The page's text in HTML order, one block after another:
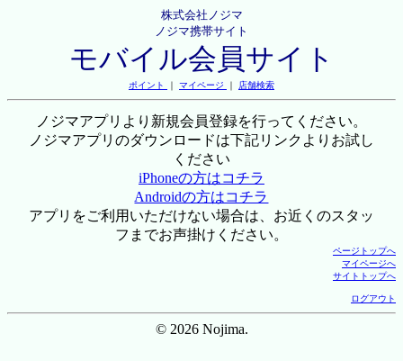
株式会社ノジマ
ノジマ携帯サイト
モバイル会員サイト
ポイント ｜ マイページ ｜ 店舗検索
ノジマアプリより新規会員登録を行ってください。
ノジマアプリのダウンロードは下記リンクよりお試し
ください
iPhoneの方はコチラ
Androidの方はコチラ
アプリをご利用いただけない場合は、お近くのスタッ
フまでお声掛けください。
ページトップへ
マイページへ
サイトトップへ
ログアウト
© 2026 Nojima.